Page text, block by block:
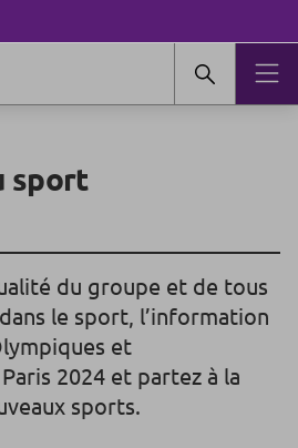
sport
du groupe et de tous
le sport, l’information
et
2024 et partez à la
sports.